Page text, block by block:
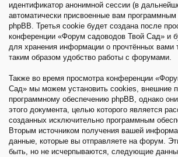
идентификатор анонимной сессии (в
автоматически присвоенные вам программным
phpBB. Третья cookie будет создана после
конференции «Форум садоводов Твой Сад» и
для хранения информации о прочтённых вами
таким образом удобство работы с форумами.
Также во время просмотра конференции
Сад» мы можем установить cookies, внешние
программному обеспечению phpBB, однако
этого документа, целью которого является
созданных исключительно программным
Вторым источником получения вашей
данные, которые вы отправляете на форум.
быть, но не исчерпываются, следующие